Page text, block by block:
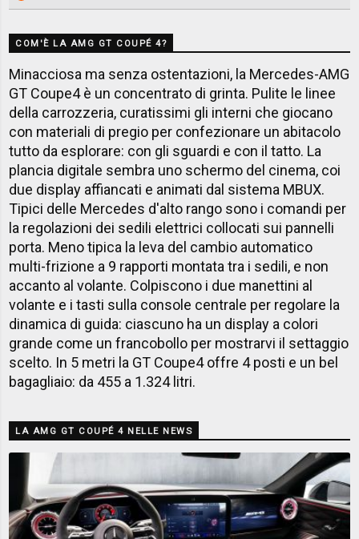
COM'È LA AMG GT COUPÉ 4?
Minacciosa ma senza ostentazioni, la Mercedes-AMG
GT Coupe4 è un concentrato di grinta. Pulite le linee
della carrozzeria, curatissimi gli interni che giocano
con materiali di pregio per confezionare un abitacolo
tutto da esplorare: con gli sguardi e con il tatto. La
plancia digitale sembra uno schermo del cinema, coi
due display affiancati e animati dal sistema MBUX.
Tipici delle Mercedes d'alto rango sono i comandi per
la regolazioni dei sedili elettrici collocati sui pannelli
porta. Meno tipica la leva del cambio automatico
multi-frizione a 9 rapporti montata tra i sedili, e non
accanto al volante. Colpiscono i due manettini al
volante e i tasti sulla console centrale per regolare la
dinamica di guida: ciascuno ha un display a colori
grande come un francobollo per mostrarvi il settaggio
scelto. In 5 metri la GT Coupe4 offre 4 posti e un bel
bagagliaio: da 455 a 1.324 litri.
LA AMG GT COUPÉ 4 NELLE NEWS